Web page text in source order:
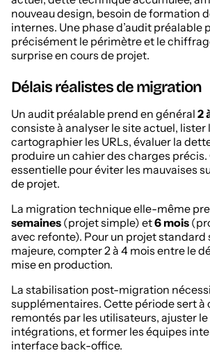
nouveau design, besoin de formation
internes. Une phase d’audit préalable
précisément le périmètre et le
surprise en cours de projet.
Délais réalistes de migration
Un audit préalable prend en général 2
consiste à analyser le site actuel, lister
cartographier les URLs, évaluer la
produire un cahier des charges
essentielle pour éviter les mauvaises
de projet.
La migration technique elle-même
semaines (projet simple) et6 mois
avec refonte). Pour un projet standard
majeure, compter 2 à 4 mois entre le
mise en production.
La stabilisation post-migration
supplémentaires. Cette période sert à
remontés par les utilisateurs, ajuster le
intégrations, et former les équipes
interface back-office.